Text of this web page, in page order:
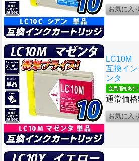
LC10M
互換イ
ンタ
通常価格